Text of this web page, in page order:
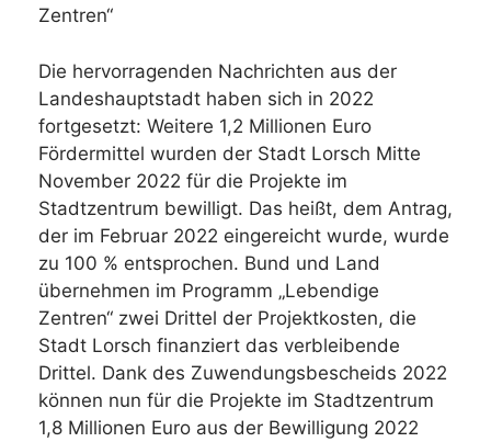
Zentren“
Die hervorragenden Nachrichten aus der
Landeshauptstadt haben sich in 2022
fortgesetzt: Weitere 1,2 Millionen Euro
Fördermittel wurden der Stadt Lorsch Mitte
November 2022 für die Projekte im
Stadtzentrum bewilligt. Das heißt, dem Antrag,
der im Februar 2022 eingereicht wurde, wurde
zu 100 % entsprochen. Bund und Land
übernehmen im Programm „Lebendige
Zentren“ zwei Drittel der Projektkosten, die
Stadt Lorsch finanziert das verbleibende
Drittel. Dank des Zuwendungsbescheids 2022
können nun für die Projekte im Stadtzentrum
1,8 Millionen Euro aus der Bewilligung 2022